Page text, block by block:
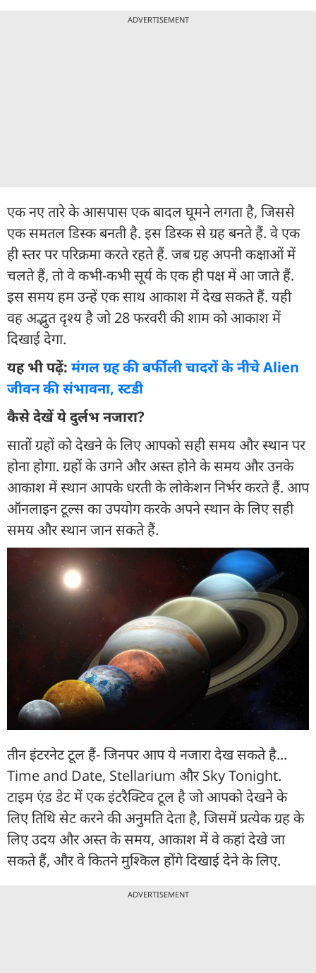
ADVERTISEMENT
एक नए तारे के आसपास एक बादल घूमने लगता है, जिससे
एक समतल डिस्क बनती है. इस डिस्क से ग्रह बनते हैं. वे एक
ही स्तर पर परिक्रमा करते रहते हैं. जब ग्रह अपनी कक्षाओं में
चलते हैं, तो वे कभी-कभी सूर्य के एक ही पक्ष में आ जाते हैं.
इस समय हम उन्हें एक साथ आकाश में देख सकते हैं. यही
वह अद्भुत दृश्य है जो 28 फरवरी की शाम को आकाश में
दिखाई देगा.
यह भी पढ़ें: मंगल ग्रह की बर्फीली चादरों के नीचे Alien
जीवन की संभावना, स्टडी
कैसे देखें ये दुर्लभ नजारा?
सातों ग्रहों को देखने के लिए आपको सही समय और स्थान पर
होना होगा. ग्रहों के उगने और अस्त होने के समय और उनके
आकाश में स्थान आपके धरती के लोकेशन निर्भर करते हैं. आप
ऑनलाइन टूल्स का उपयोग करके अपने स्थान के लिए सही
समय और स्थान जान सकते हैं.
तीन इंटरनेट टूल हैं- जिनपर आप ये नजारा देख सकते है...
Time and Date, Stellarium और Sky Tonight.
टाइम एंड डेट में एक इंटरैक्टिव टूल है जो आपको देखने के
लिए तिथि सेट करने की अनुमति देता है, जिसमें प्रत्येक ग्रह के
लिए उदय और अस्त के समय, आकाश में वे कहां देखे जा
सकते हैं, और वे कितने मुश्किल होंगे दिखाई देने के लिए.
ADVERTISEMENT